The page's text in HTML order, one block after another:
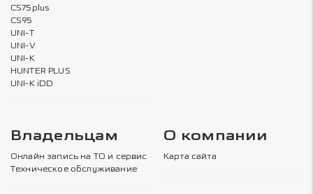
CS75plus
CS95
UNI-T
UNI-V
UNI-K
HUNTER PLUS
UNI-K iDD
Владельцам
Онлайн запись на ТО и сервис
Техническое обслуживание
О компании
Карта сайта